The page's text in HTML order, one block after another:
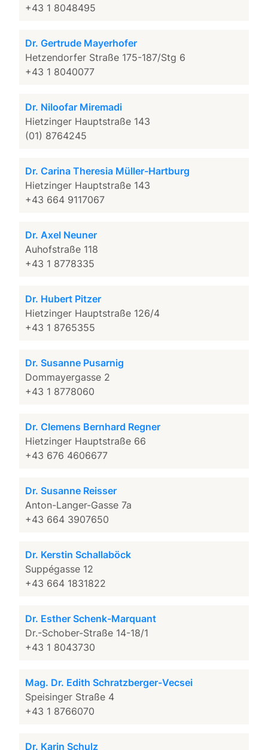
+43 1 8048495
Dr. Gertrude Mayerhofer
Hetzendorfer Straße 175-187/Stg 6
+43 1 8040077
Dr. Niloofar Miremadi
Hietzinger Hauptstraße 143
(01) 8764245
Dr. Carina Theresia Müller-Hartburg
Hietzinger Hauptstraße 143
+43 664 9117067
Dr. Axel Neuner
Auhofstraße 118
+43 1 8778335
Dr. Hubert Pitzer
Hietzinger Hauptstraße 126/4
+43 1 8765355
Dr. Susanne Pusarnig
Dommayergasse 2
+43 1 8778060
Dr. Clemens Bernhard Regner
Hietzinger Hauptstraße 66
+43 676 4606677
Dr. Susanne Reisser
Anton-Langer-Gasse 7a
+43 664 3907650
Dr. Kerstin Schallaböck
Suppégasse 12
+43 664 1831822
Dr. Esther Schenk-Marquant
Dr.-Schober-Straße 14-18/1
+43 1 8043730
Mag. Dr. Edith Schratzberger-Vecsei
Speisinger Straße 4
+43 1 8766070
Dr. Karin Schulz